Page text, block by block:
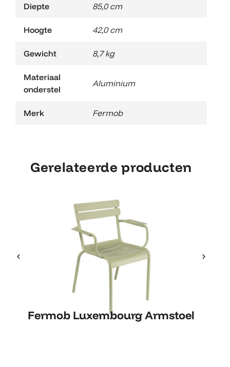
Diepte 85,0 cm
Hoogte 42,0 cm
Gewicht 8,7 kg
Materiaal
onderstel
Aluminium
Merk Fermob
Gerelateerde producten
Fermob Luxembourg Armstoel
Fermob Luxembourg Armstoel